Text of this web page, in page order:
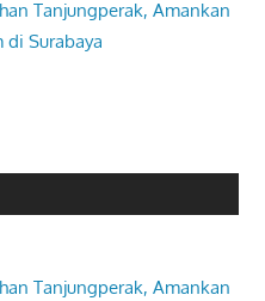
Tanjungperak, Amankan
di Surabaya
Tanjungperak, Amankan